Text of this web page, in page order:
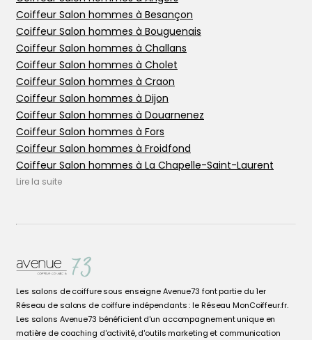
Trouver votre coiffeur
L’application
Ajouter votre salon
Coiffeur Salon hommes à Besançon
Coiffeur Salon hommes à Bouguenais
Coiffeur Salon hommes à Challans
Coiffeur Salon hommes à Cholet
Coiffeur Salon hommes à Craon
Coiffeur Salon hommes à Dijon
Coiffeur Salon hommes à Douarnenez
Coiffeur Salon hommes à Fors
Coiffeur Salon hommes à Froidfond
Coiffeur Salon hommes à La Chapelle-Saint-Laurent
Coiffeur Salon hommes à La Chapelle-sur-Erdre
Coiffeur Salon hommes à Niort
Coiffeur Salon hommes à Ornans
Coiffeur Salon hommes à Port-Brillet
Coiffeur Salon hommes à Prahecq
Lire la suite
Les salons de coiffure sous enseigne Avenue73 font partie du 1er
Réseau de salons de coiffure indépendants : le Réseau MonCoiffeur.fr.
Les salons Avenue73 bénéficient d'un accompagnement unique en
matière de coaching d'activité, d'outils marketing et communication